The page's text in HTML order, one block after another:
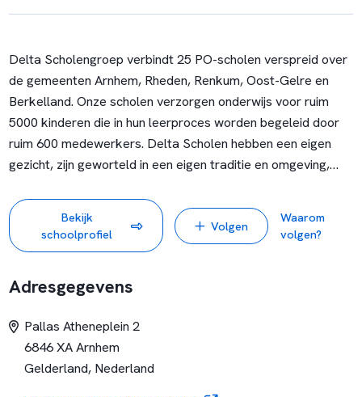
Delta Scholengroep verbindt 25 PO-scholen verspreid over
de gemeenten Arnhem, Rheden, Renkum, Oost-Gelre en
Berkelland. Onze scholen verzorgen onderwijs voor ruim
5000 kinderen die in hun leerproces worden begeleid door
ruim 600 medewerkers. Delta Scholen hebben een eigen
gezicht, zijn geworteld in een eigen traditie en omgeving,
ambitie op het gebied van primair onderwijs.
De Gazelle is een dynamische basisschool in Arnhem,
multifunctioneel centrum Omnibus. We zijn een
blijvend in ontwikkeling. Het onderzoekend leren komt
steeds meer centraal te staan. De Gazelle heeft 17
groepen verdeelt over 3 bouwen.
Bekijk
schoolprofiel
Volgen
Waarom
volgen?
Adresgegevens
Pallas Atheneplein 2
6846 XA Arnhem
Gelderland, Nederland